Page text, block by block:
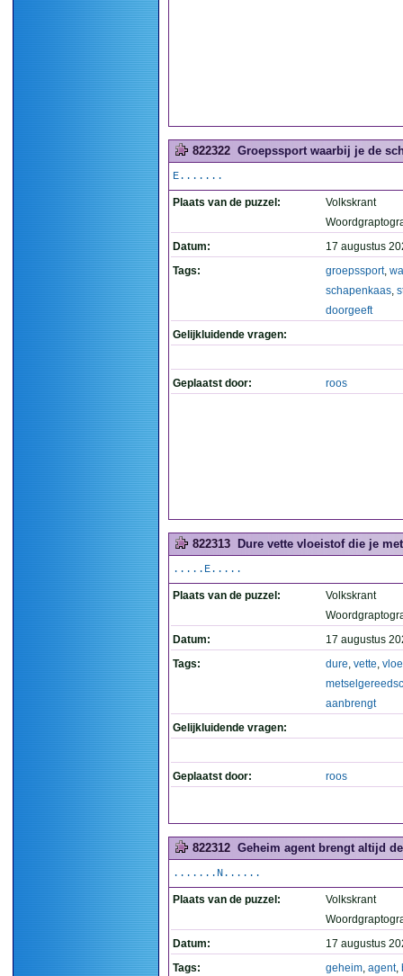
822322 Groepssport waarbij je de
E.......
Plaats van de puzzel:
Volkskrant
Datum:
17 augustus
Tags:
groepssport,
schapenkaas,
doorgeeft
Gelijkluidende vragen:
Geplaatst door: roos
822313 Dure vette vloeistof die je
.....E.....
Plaats van de puzzel:
Volkskrant
Datum:
17 augustus
Tags:
dure, vette,
aanbrengt
Gelijkluidende vragen:
Geplaatst door: roos
822312 Geheim agent brengt altijd
.......N......
Plaats van de puzzel:
Volkskrant
Datum:
17 augustus
Tags:
geheim, agent,